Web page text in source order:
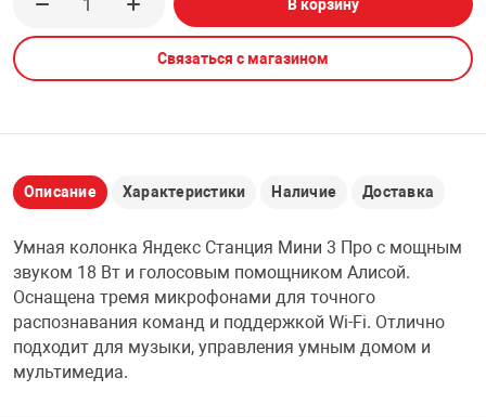
PCI АДАПТЕРЫ
USB
CARD RIDER
НАБОР ДЛЯ
CD-DVD ДИСКИ
В корзину
Связаться с магазином
Описание Характеристики Наличие Доставка
Умная колонка Яндекс Станция Мини 3 Про с мощным
звуком 18 Вт и голосовым помощником Алисой.
Оснащена тремя микрофонами для точного
распознавания команд и поддержкой Wi-Fi. Отлично
подходит для музыки, управления умным домом и
мультимедиа.